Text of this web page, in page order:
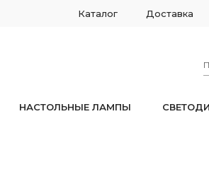
Каталог Доставка
НАСТОЛЬНЫЕ ЛАМПЫ